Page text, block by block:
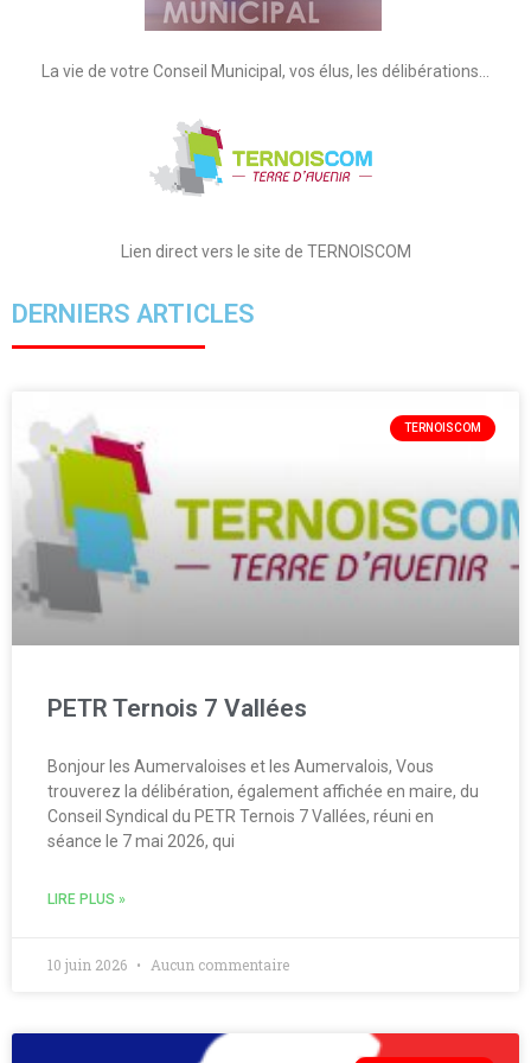
La vie de votre Conseil Municipal, vos élus, les délibérations…
Lien direct vers le site de TERNOISCOM
DERNIERS ARTICLES
TERNOISCOM
PETR Ternois 7 Vallées
Bonjour les Aumervaloises et les Aumervalois, Vous
trouverez la délibération, également affichée en maire, du
Conseil Syndical du PETR Ternois 7 Vallées, réuni en
séance le 7 mai 2026, qui
LIRE PLUS »
10 juin 2026 Aucun commentaire